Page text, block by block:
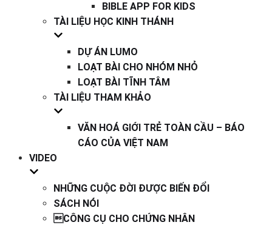
BIBLE APP FOR KIDS
TÀI LIỆU HỌC KINH THÁNH
DỰ ÁN LUMO
LOẠT BÀI CHO NHÓM NHỎ
LOẠT BÀI TĨNH TÂM
TÀI LIỆU THAM KHẢO
VĂN HOÁ GIỚI TRẺ TOÀN CẦU – BÁO
CÁO CỦA VIỆT NAM
VIDEO
NHỮNG CUỘC ĐỜI ĐƯỢC BIẾN ĐỔI
SÁCH NÓI
CÔNG CỤ CHO CHỨNG NHÂN